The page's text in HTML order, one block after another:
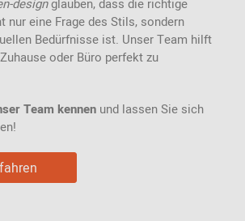
designglauben, dass die richtige
nur eine Frage des Stils, sondern
Bedürfnisse ist. Unser Team hilft
oder Büro perfekt zu
Team kennen und lassen Sie sich